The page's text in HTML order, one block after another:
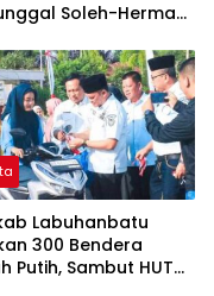
Soleh-Herman
Rupat
Labuhanbatu
300 Bendera
Putih, Sambut HUT